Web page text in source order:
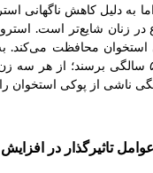
به دلیل کاهش ناگهانی
در زنان شایع‌تر است.
استخوان محافظت می‌کند.
که افراد به سن ۵۰ سالگی برسند؛ از
ناشی از پوکی استخوان
تاثیرگذار در